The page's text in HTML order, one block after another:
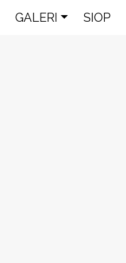
GALERI SIOP